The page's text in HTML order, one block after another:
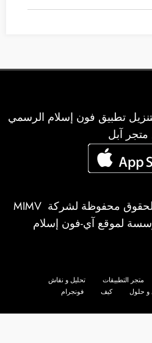
تطبيق فون إسلام الرسمي
آبل
MIMV
لموقع آي-فون إسلام
متجر التطبيقات
تحليل و نقاش
و حلول كيف فونجرام